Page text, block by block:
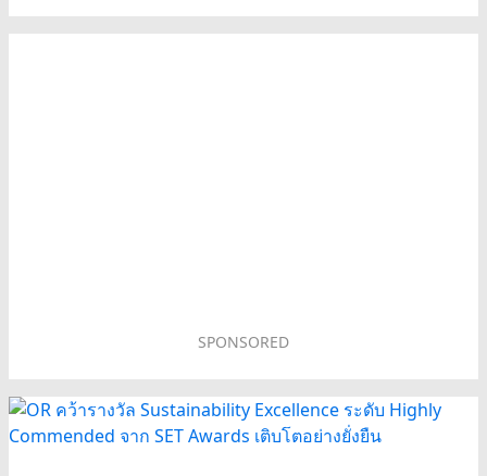
SPONSORED